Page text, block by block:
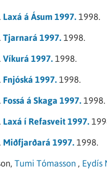
. Laxá á Ásum 1997.1998.
. Tjarnará 1997.1998.
. Víkurá 1997.1998.
. Fnjóská 1997.1998.
. Fossá á Skaga 1997.1998.
. Laxá í Refasveit 1997.
. Miðfjarðará 1997.1998.
Tumi Tómasson , Eydís